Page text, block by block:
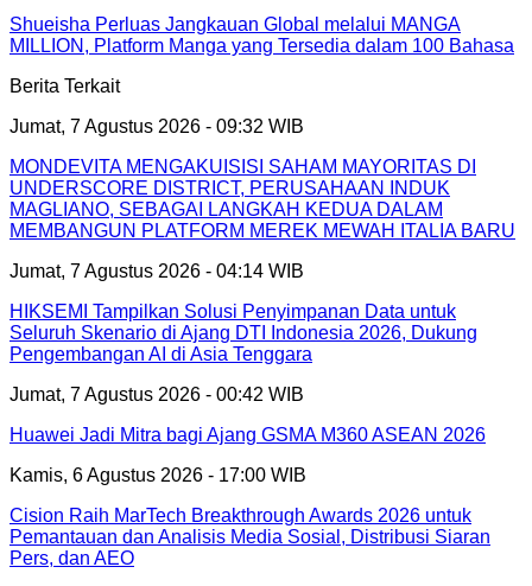
Shueisha Perluas Jangkauan Global melalui MANGA
MILLION, Platform Manga yang Tersedia dalam 100 Bahasa
Berita Terkait
Jumat, 7 Agustus 2026 - 09:32 WIB
MONDEVITA MENGAKUISISI SAHAM MAYORITAS DI
UNDERSCORE DISTRICT, PERUSAHAAN INDUK
MAGLIANO, SEBAGAI LANGKAH KEDUA DALAM
MEMBANGUN PLATFORM MEREK MEWAH ITALIA BARU
Jumat, 7 Agustus 2026 - 04:14 WIB
HIKSEMI Tampilkan Solusi Penyimpanan Data untuk
Seluruh Skenario di Ajang DTI Indonesia 2026, Dukung
Pengembangan AI di Asia Tenggara
Jumat, 7 Agustus 2026 - 00:42 WIB
Huawei Jadi Mitra bagi Ajang GSMA M360 ASEAN 2026
Kamis, 6 Agustus 2026 - 17:00 WIB
Cision Raih MarTech Breakthrough Awards 2026 untuk
Pemantauan dan Analisis Media Sosial, Distribusi Siaran
Pers, dan AEO